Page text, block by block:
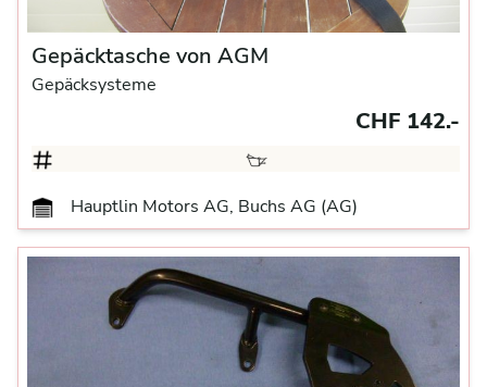
Gepäcktasche von AGM
Gepäcksysteme
CHF 142.-
Hauptlin Motors AG, Buchs AG (AG)